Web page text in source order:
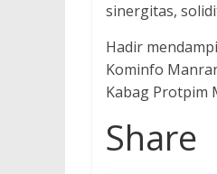
sinergitas,
Hadir
Kominfo
Kabag Protpim
Share